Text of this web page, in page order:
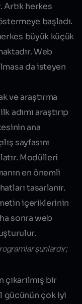
herkes
başladı.
büyük küçük
Web
da isteyen
ve araştırma
adımı araştırıp
ana
sayfasını
Modülleri
en önemli
tasarlanır.
içeriklerinin
sonra web
şunlardır;
bir
gücünün çok iyi